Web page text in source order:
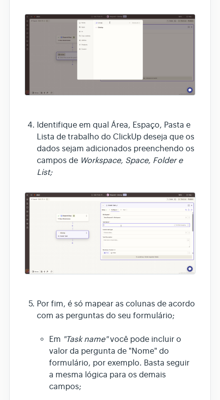
Identifique em qual Área, Espaço, Pasta e
Lista de trabalho do ClickUp deseja que os
dados sejam adicionados preenchendo os
campos de Workspace, Space, Folder e
List;
Por fim, é só mapear as colunas de acordo
com as perguntas do seu formulário;
Em "Task name"você pode incluir o
valor da pergunta de "Nome" do
formulário, por exemplo. Basta seguir
a mesma lógica para os demais
campos;